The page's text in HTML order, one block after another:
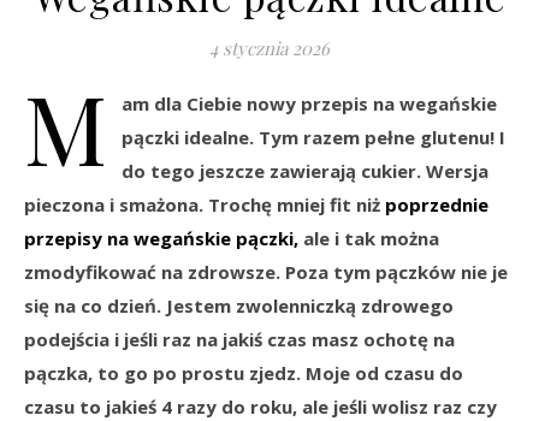
4 stycznia 2026
M
am dla Ciebie nowy przepis na wegańskie
pączki idealne. Tym razem pełne glutenu! I
do tego jeszcze zawierają cukier. Wersja
pieczona i smażona. Trochę mniej fit niż poprzednie
przepisy na wegańskie pączki, ale i tak można
zmodyfikować na zdrowsze. Poza tym pączków nie je
się na co dzień. Jestem zwolenniczką zdrowego
podejścia i jeśli raz na jakiś czas masz ochotę na
pączka, to go po prostu zjedz. Moje od czasu do
czasu to jakieś 4 razy do roku, ale jeśli wolisz raz czy